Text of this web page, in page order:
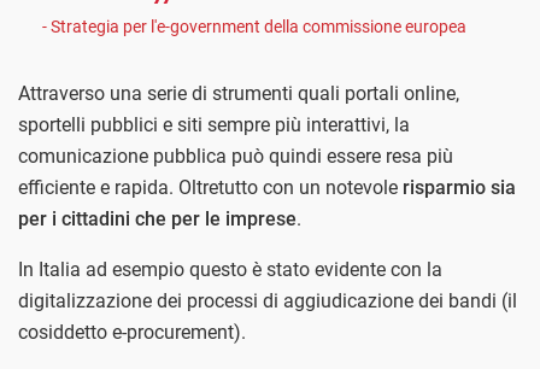
- Strategia per l'e-government della commissione europea
Attraverso una serie di strumenti quali portali online,
sportelli pubblici e siti sempre più interattivi, la
comunicazione pubblica può quindi essere resa più
efficiente e rapida. Oltretutto con un notevole risparmio sia
per i cittadini che per le imprese.
In Italia ad esempio questo è stato evidente con la
digitalizzazione dei processi di aggiudicazione dei bandi (il
cosiddetto e-procurement).